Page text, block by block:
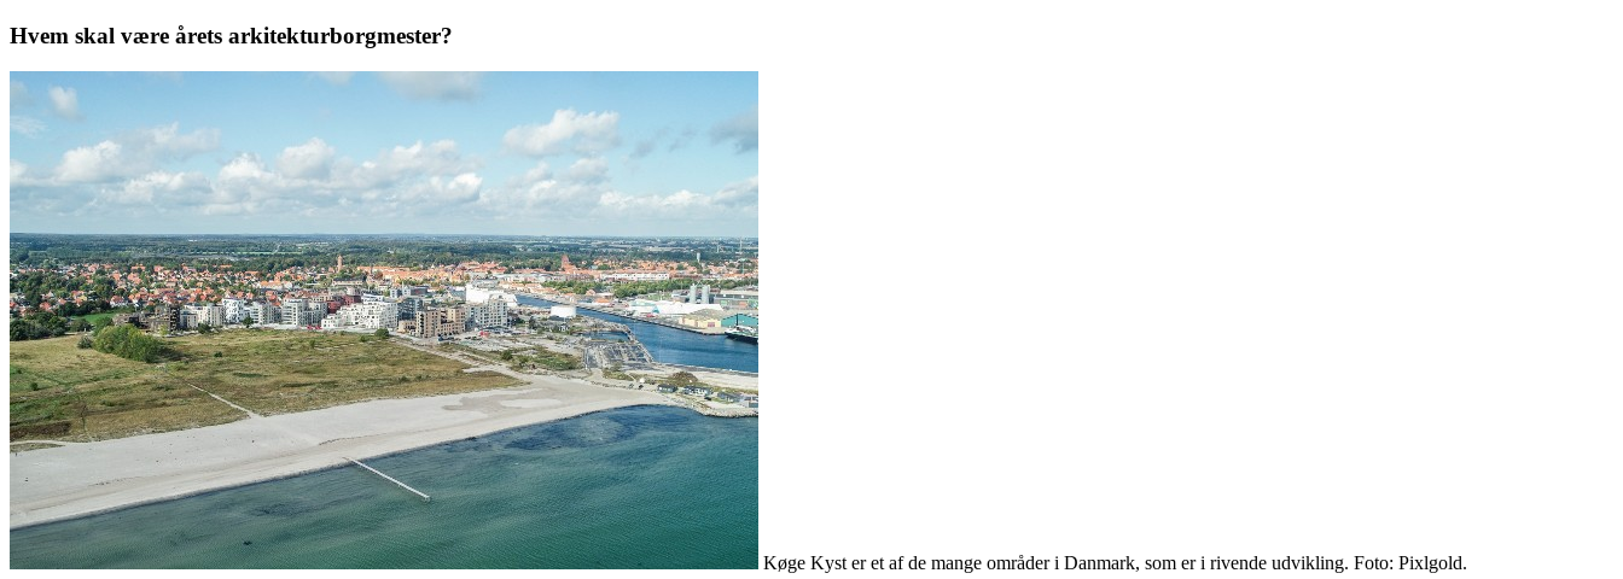
Hvem skal være årets arkitekturborgmester?
Køge Kyst er et af de mange områder i Danmark, som er i rivende udvikling. Foto: Pixlgold.